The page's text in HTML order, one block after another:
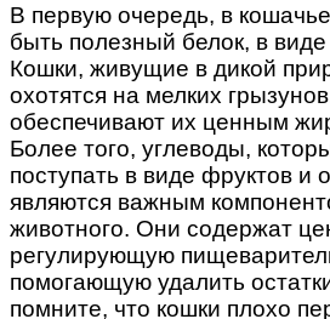
В первую очередь, в
быть полезный белок, в
Кошки, живущие в дикой
охотятся на мелких
обеспечивают их ценным
Более того, углеводы,
поступать в виде фруктов и
являются важным
животного. Они содержат
регулирующую
помогающую удалить
помните, что кошки плохо